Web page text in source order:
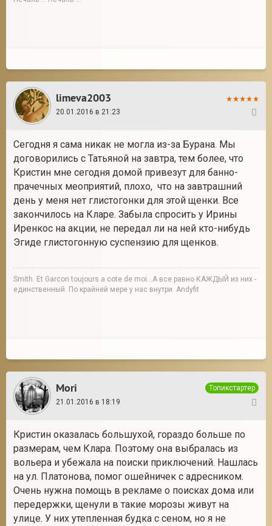
limeva2003
20.01.2016 в 21:23
Сегодня я сама никак не могла из-за Бурана. Мы
договорились с Татьяной на завтра, тем более, что
Кристин мне сегодня домой привезут для банно-
прачечных меоприятий, плохо, что на завтрашний
день у меня нет глистогонки для этой щенки. Все
закончилось на Кларе. Забыла спросить у Ирины
Иренкос на акции, не передал ли на ней кто-нибудь
Эгиде глистогонную суспензию для щенков.
Smith. Et Garcon toujours a cote de moi...А все равно КАЖДЫЙ из них -
единственный. По крайней мере у нас внутри. Andyfit
Mori
Топикстартер
21.01.2016 в 18:19
Кристин оказалась большухой, гораздо больше по
размерам, чем Клара. Поэтому она выбралась из
вольера и убежала на поиски приключений. Нашлась
на ул. Платонова, помог ошейничек с адресником.
Очень нужна помощь в рекламе о поисках дома или
передержки, щенули в такие морозы живут на
улице. У них утепленная будка с сеном, но я не